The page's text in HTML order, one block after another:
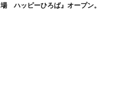
場 ハッピーひろば』オープン。